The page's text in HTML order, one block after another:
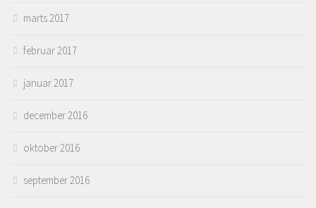
marts 2017
februar 2017
januar 2017
december 2016
oktober 2016
september 2016